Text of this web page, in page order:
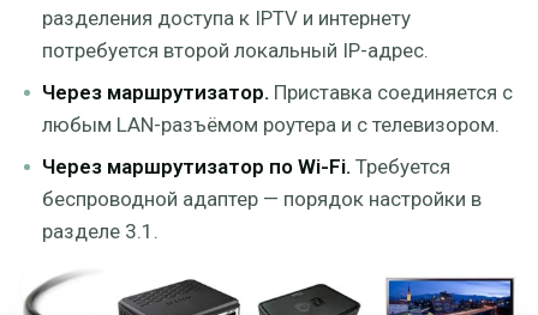
разделения доступа к IPTV и интернету
потребуется второй локальный IP-адрес.
Через маршрутизатор. Приставка соединяется с
любым LAN-разъёмом роутера и с телевизором.
Через маршрутизатор по Wi-Fi. Требуется
беспроводной адаптер — порядок настройки в
разделе 3.1.